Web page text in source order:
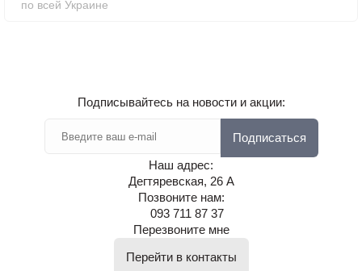
по всей Украине
Подписывайтесь на новости и акции:
Подписаться
Наш адрес:
Дегтяревская, 26 А
Позвоните нам:
093 711 87 37
Перезвоните мне
Перейти в контакты